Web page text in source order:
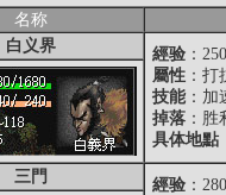
名称
白义界
經验 ：250
屬性 ：
技能：加
掉落 ： 胜
具体地點
三門 經验 ：280